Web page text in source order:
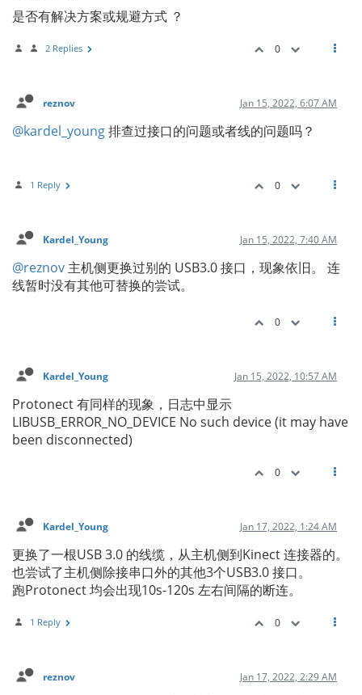
是否有解决方案或规避方式 ？
2 Replies 0
reznov Jan 15, 2022, 6:07 AM
@kardel_young排查过接口的问题或者线的问题吗？
1 Reply 0
Kardel_Young Jan 15, 2022, 7:40 AM
@reznov 主机侧更换过别的 USB3.0 接口，现象依旧。 连
线暂时没有其他可替换的尝试。
0
Kardel_Young Jan 15, 2022, 10:57 AM
Protonect 有同样的现象，日志中显示
LIBUSB_ERROR_NO_DEVICE No such device (it may have
been disconnected)
0
Kardel_Young Jan 17, 2022, 1:24 AM
更换了一根USB 3.0 的线缆，从主机侧到Kinect 连接器的。
也尝试了主机侧除接串口外的其他3个USB3.0 接口。
跑Protonect 均会出现10s-120s 左右间隔的断连。
1 Reply 0
reznov Jan 17, 2022, 2:29 AM